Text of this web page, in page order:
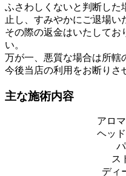
ふさわしくないと判断した
止し、すみやかにご退場い
その際の返金はいたしてお
い。
万が一、悪質な場合は所轄
今後当店の利用をお断りさ
主な施術内容
アロ
ヘッ
ス
ディ